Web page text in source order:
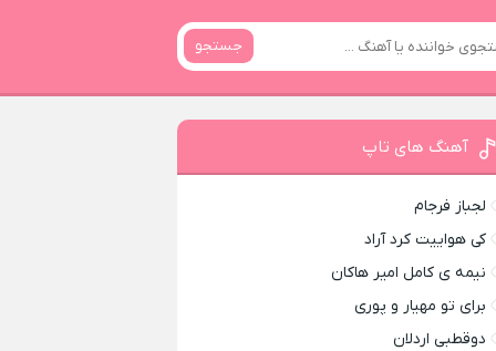
جستجو
آهنگ های تاپ
لجباز فرجام
کی هواییت کرد آراد
نیمه ی کامل امیر هاکان
برای تو مهیار و پوری
دوقطبی اردلان